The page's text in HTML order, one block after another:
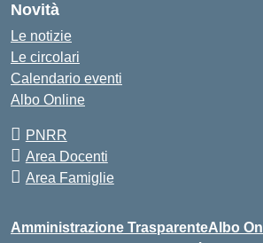
Novità
Le notizie
Le circolari
Calendario eventi
Albo Online
PNRR
Area Docenti
Area Famiglie
Amministrazione TrasparenteAlbo